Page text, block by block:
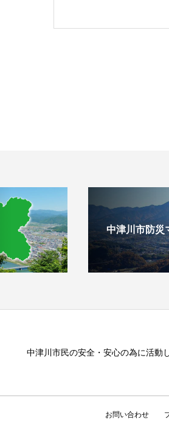
中津川市防災
中津川市民の安全・安心の為に活動
お問い合わせ